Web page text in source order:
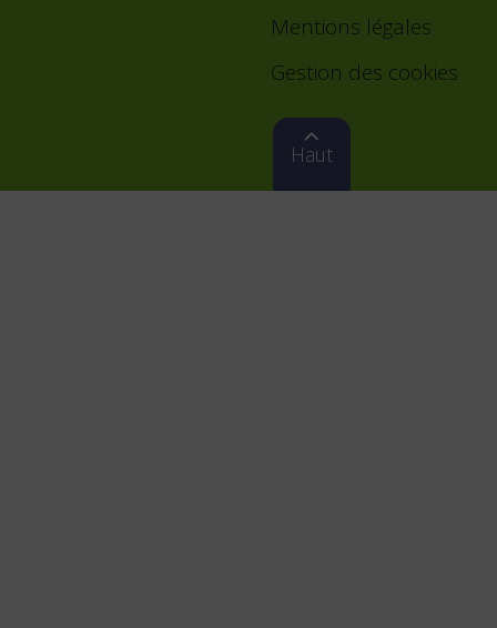
Mentions légales
Gestion des cookies
Haut